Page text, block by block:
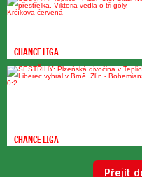
CHANCE LIGA
CHANCE LIGA
Přejít